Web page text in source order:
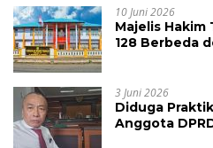
10 Juni 2026
Majelis
128 Berbeda
3 Juni 2026
Diduga
Anggota